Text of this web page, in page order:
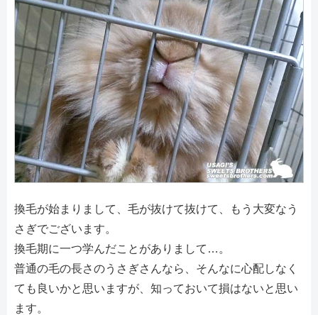
換毛が始まりまして、毛が抜けて抜けて、もう大変なう
さぎでございます。
換毛期に一つ学んだことがありまして…。
普通の毛の長さのうさぎさんなら、そんなに心配しなく
ても良いかと思いますが、知っておいて損はないと思い
ます。